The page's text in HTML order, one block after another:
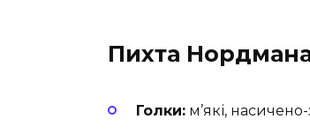
Пихта
Голки: м’які,